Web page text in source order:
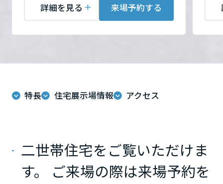
ミサワアイデンティティ
詳細を見る 来場予約する
特長 住宅展示場情報 アクセス
二世帯住宅をご覧いただけま
す。 ご来場の際は来場予約を
甲信越・北陸
新潟県
長野県
来場予約する
来場予約する